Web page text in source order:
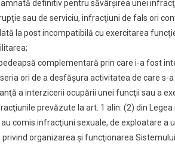
definitiv pentru săvârşirea unei
sau de serviciu, infracţiuni de fals ori
la post incompatibilă cu exercitarea
complementară prin care i-a fost
ori de a desfăşura activitatea de care
a interzicerii ocupării unei funcţii sau a
prevăzute la art. 1 alin. (2) din
comis infracţiuni sexuale, de exploatare
privind organizarea şi funcţionarea